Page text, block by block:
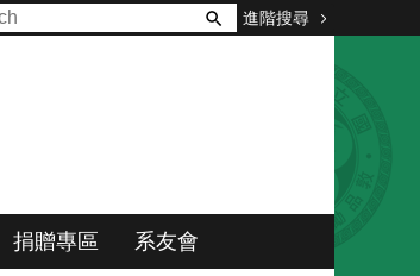
進階搜尋
捐贈專區 系友會